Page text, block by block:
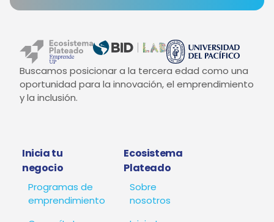
Buscamos posicionar a la tercera edad como una
oportunidad para la innovación, el emprendimiento
y la inclusión.
Inicia tu
negocio
Programas de
emprendimiento
Ecosistema
Plateado
Sobre
nosotros